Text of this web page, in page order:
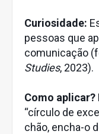
Curiosidade:
pessoas que
comunicação
Studies, 2023).
Como aplicar?
“círculo de
chão, encha-o